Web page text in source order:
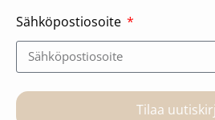
Sähköpostiosoite
Tilaa